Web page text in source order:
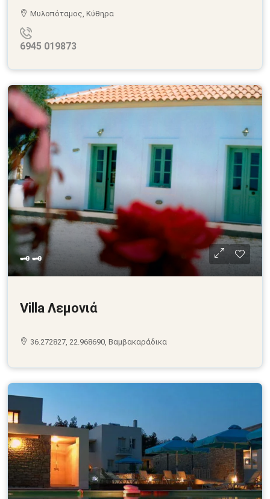
Μυλοπόταμος, Κύθηρα
6945 019873
🗝 🗝
Villa Λεμονιά
36.272827, 22.968690, Βαμβακαράδικα